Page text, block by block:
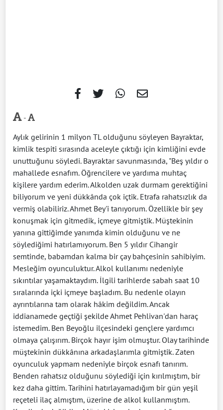
-
Aylık gelirinin 1 milyon TL olduğunu söyleyen Bayraktar,
kimlik tespiti sırasında aceleyle çıktığı için kimliğini evde
unuttuğunu söyledi. Bayraktar savunmasında, "Beş yıldır o
mahallede esnafım. Öğrencilere ve yardıma muhtaç
kişilere yardım ederim. Alkolden uzak durmam gerektiğini
biliyorum ve yeni dükkânda çok içtik. Etrafa rahatsızlık da
vermiş olabiliriz. Ahmet Bey'i tanıyorum. Özellikle bir şey
konuşmak için gitmedik, içmeye gitmiştik. Müştekinin
yanına gittiğimde yanımda kimin olduğunu ve ne
söylediğimi hatırlamıyorum. Ben 5 yıldır Cihangir
semtinde, babamdan kalma bir çay bahçesinin sahibiyim.
Mesleğim oyunculuktur. Alkol kullanımı nedeniyle
sıkıntılar yaşamaktaydım. İlgili tarihlerde sabah saat 10
sıralarında içki içmeye başladım. Bu nedenle olayın
ayrıntılarına tam olarak hâkim değildim. Ancak
iddianamede geçtiği şekilde Ahmet Pehlivan'dan haraç
istemedim. Ben Beyoğlu ilçesindeki gençlere yardımcı
olmaya çalışırım. Birçok hayır işim olmuştur. Olay tarihinde
müştekinin dükkânına arkadaşlarımla gitmiştik. Zaten
oyunculuk yapmam nedeniyle birçok esnafı tanırım.
Benden rahatsız olduğunu söylediği için kırılmıştım, bir
kez daha gittim. Tarihini hatırlayamadığım bir gün yeşil
reçeteli ilaç almıştım, üzerine de alkol kullanmıştım.